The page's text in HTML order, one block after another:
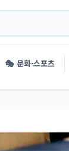
🎭 문화·스포츠